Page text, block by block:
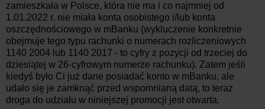
zamieszkała w Polsce, która nie ma i co najmniej od
1.01.2022 r. nie miała konta osobistego i/lub konta
oszczędnościowego w mBanku (wykluczenie konkretnie
obejmuje tego typu rachunki o numerach rozliczeniowych
1140 2004 lub 1140 2017 - to cyfry z pozycji od trzeciej do
dziesiątej w 26-cyfrowym numerze rachunku). Zatem jeśli
kiedyś było Ci już dane posiadać konto w mBanku, ale
udało się je zamknąć przed wspomnianą datą, to teraz
droga do udziału w niniejszej promocji jest otwarta.